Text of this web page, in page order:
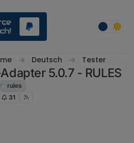
Deutsch Tester
5.0.7 - RULES
rules
31